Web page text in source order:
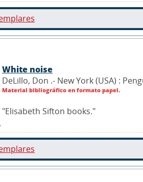
White noise
DeLillo, Don .- New York (USA) :
Material bibliográfico en formato papel.
"Elisabeth Sifton books."